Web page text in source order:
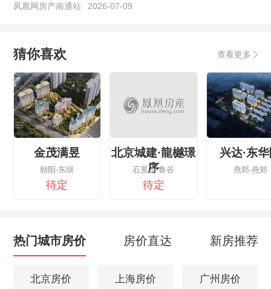
凤凰网房产南通站 2026-07-09
猜你喜欢 查看更多
金茂满昱
朝阳-东坝
待定
北京城建·龍樾璟
序
石景山-鲁谷
待定
兴达·东
燕郊-燕郊
热门城市房价 房价直达 新房推荐
北京房价 上海房价 广州房价